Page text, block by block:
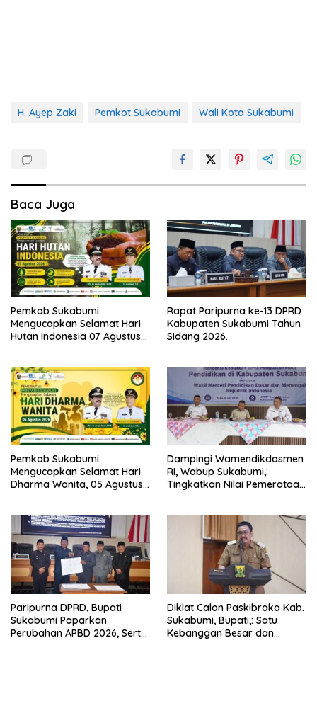
H. Ayep Zaki Pemkot Sukabumi Wali Kota Sukabumi
Baca Juga
Pemkab Sukabumi
Mengucapkan Selamat Hari
Hutan Indonesia 07 Agustus
Rapat Paripurna ke-13 DPRD
Kabupaten Sukabumi Tahun
Sidang 2026.
Pemkab Sukabumi
Mengucapkan Selamat Hari
Dharma Wanita, 05 Agustus
Dampingi Wamendikdasmen
RI, Wabup Sukabumi,:
Tingkatkan Nilai Pemerataan
Paripurna DPRD, Bupati
Sukabumi Paparkan
Perubahan APBD 2026, Serta
Diklat Calon Paskibraka Kab.
Sukabumi, Bupati,: Satu
Kebanggan Besar dan